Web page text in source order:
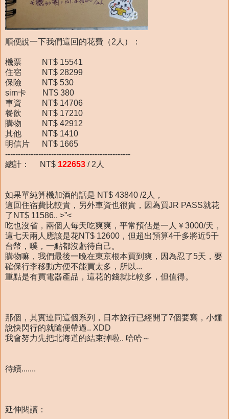
順便說一下我們這回的花費（2人）：
機票 NT$ 15541
住宿 NT$ 28299
保險 NT$ 530
sim卡 NT$ 380
車資 NT$ 14706
餐飲 NT$ 17210
購物 NT$ 42912
其他 NT$ 1410
明信片 NT$ 1665
-------------------------------------------------
總計： NT$ 122653 / 2人
如果單純算機加酒的話是 NT$ 43840 /2人，
這回住宿費比較貴，另外車資也很貴，因為買JR PASS就花
了NT$ 11586.. >”<
吃也沒省，兩個人每天吃爽爽，平常預估是一人￥3000/天，
這七天兩人應該是花NT$ 12600，但超出預算4千多將近5千
台幣，噗，一點都沒虧待自己。
購物嘛，我們最後一晚在東京根本買到爽，因為忍了5天，要
確保行李移動方便不能買太多，所以...
重點是有買電器產品，這花的錢就比較多，但值得。
那個，其實連同這個系列，日本旅行已經開了7個要寫，小鍾
說快閃行的就隨便帶過.. XDD
我會努力先把北海道的結束掉啦.. 哈哈～
待續.......
延伸閱讀：